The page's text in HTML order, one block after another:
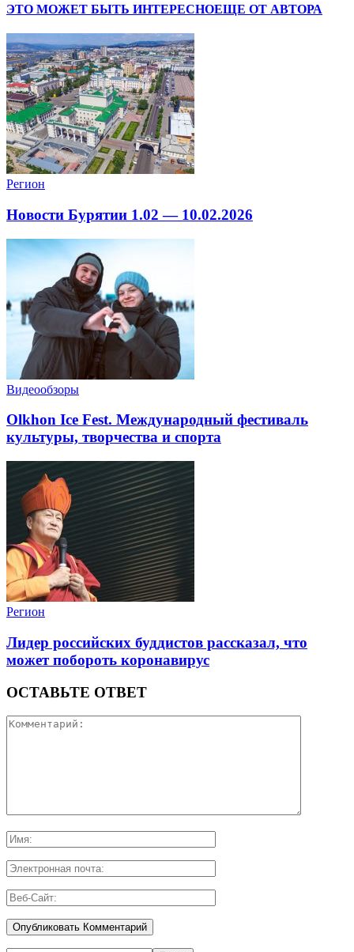
ЭТО МОЖЕТ БЫТЬ ИНТЕРЕСНОЕЩЕ ОТ АВТОРА
Регион
Новости Бурятии 1.02 — 10.02.2026
Видеообзоры
Olkhon Ice Fest. Международный фестиваль
культуры, творчества и спорта
Регион
Лидер российских буддистов рассказал, что
может побороть коронавирус
ОСТАВЬТЕ ОТВЕТ